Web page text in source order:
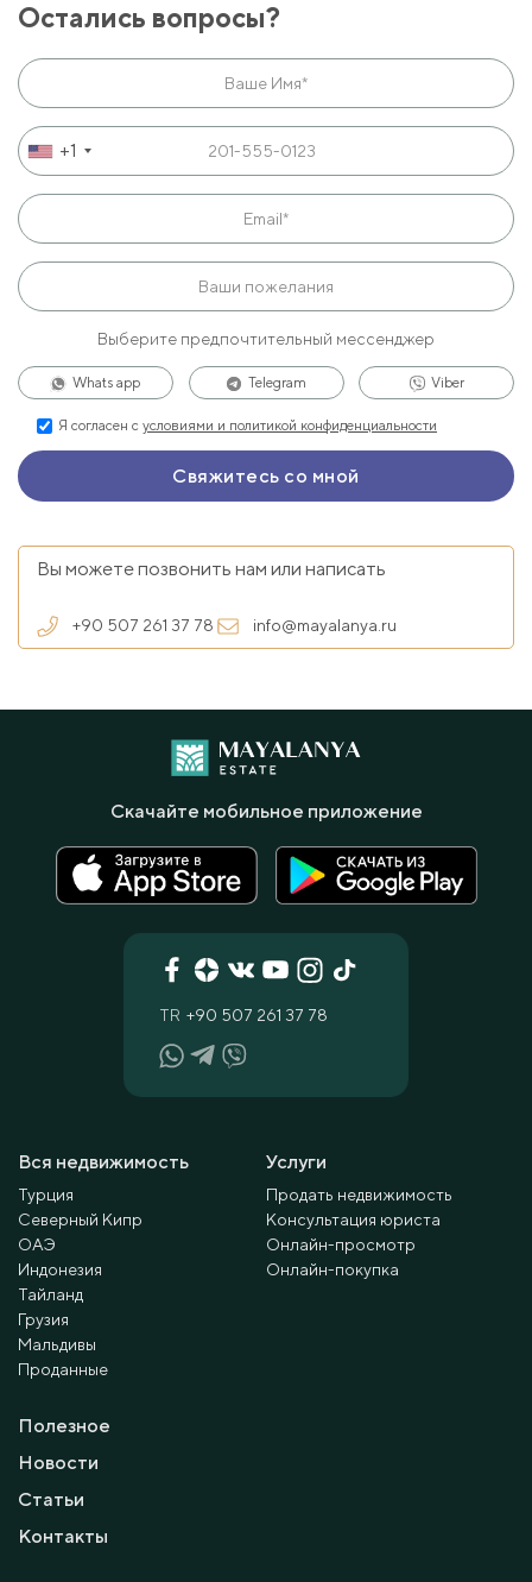
Остались вопросы?
+1
Выберите предпочтительный мессенджер
Whats app Telegram Viber
Я согласен с условиями и политикой конфиденциальности
Вы можете позвонить нам или написать
+90 507 261 37 78 info@mayalanya.ru
Вся недвижимость
Турция
Северный Кипр
ОАЭ
Индонезия
Тайланд
Грузия
Мальдивы
Проданные
Услуги
Продать недвижимость
Консультация юриста
Онлайн-просмотр
Онлайн-покупка
Полезное
Новости
Статьи
Контакты
TR +90 507 261 37 78
Скачайте мобильное приложение